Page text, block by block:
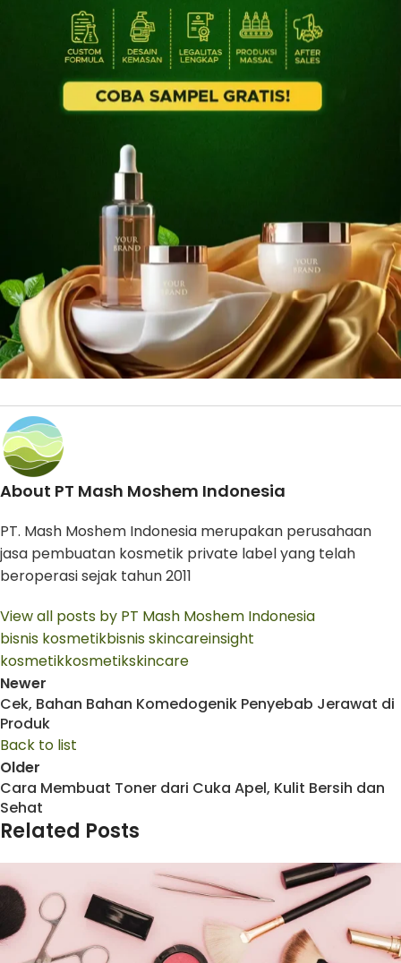
About PT Mash Moshem Indonesia
PT. Mash Moshem Indonesia merupakan perusahaan
jasa pembuatan kosmetik private label yang telah
beroperasi sejak tahun 2011
View all posts by PT Mash Moshem Indonesia
bisnis kosmetikbisnis skincareinsight
kosmetikkosmetikskincare
Newer
Cek, Bahan Bahan Komedogenik Penyebab Jerawat di
Produk
Back to list
Older
Cara Membuat Toner dari Cuka Apel, Kulit Bersih dan
Sehat
Related Posts